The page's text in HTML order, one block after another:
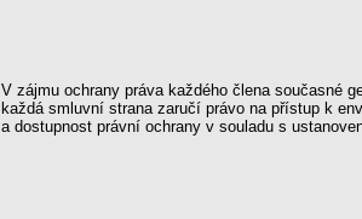
V zájmu ochrany práva každého člena současné
každá smluvní strana zaručí právo na přístup k
a dostupnost právní ochrany v souladu s